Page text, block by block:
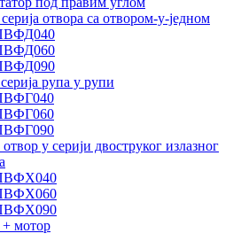
отвора са отвором-у-једном
рупа у рупи
у серији двоструког излазног
мотор